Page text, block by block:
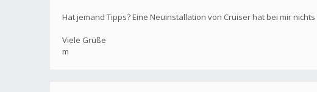
Hat jemand Tipps? Eine Neuinstallation von Cruiser hat bei mir
Viele Grüße
m